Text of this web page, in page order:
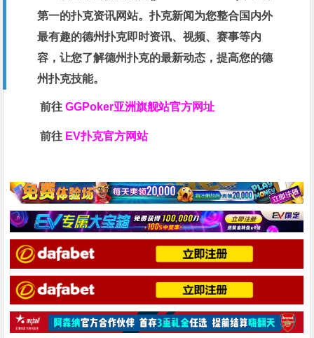
第一的扑克资讯网站。扑克新闻为您整合国内外
最有趣的德州扑克即时资讯、视频、赛事等内
容，让您了解德州扑克的最新动态，提高您的德
州扑克技能。
前往GGPoker亚洲旗舰站官方网址
前往 EV扑克官方网站